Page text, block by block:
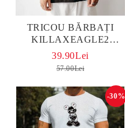
TRICOU BĂRBAȚI
KILLAXEAGLE2
OVERSIZED
39.90Lei
57.00Lei
-30%